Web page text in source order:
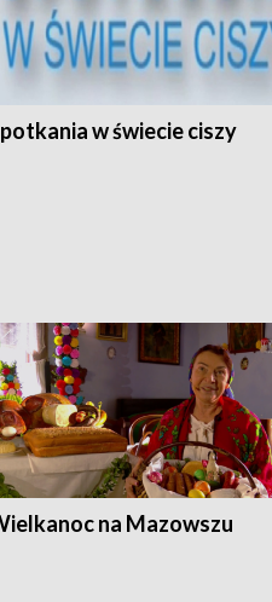
w świecie ciszy
na Mazowszu